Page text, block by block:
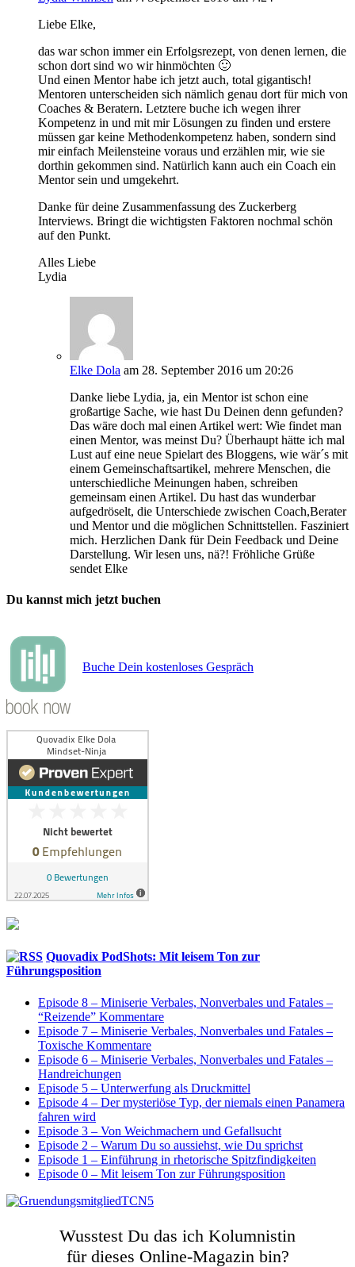
Liebe Elke,
das war schon immer ein Erfolgsrezept, von denen lernen, die
schon dort sind wo wir hinmöchten 🙂
Und einen Mentor habe ich jetzt auch, total gigantisch!
Mentoren unterscheiden sich nämlich genau dort für mich von
Coaches & Beratern. Letztere buche ich wegen ihrer
Kompetenz in und mit mir Lösungen zu finden und erstere
müssen gar keine Methodenkompetenz haben, sondern sind
mir einfach Meilensteine voraus und erzählen mir, wie sie
dorthin gekommen sind. Natürlich kann auch ein Coach ein
Mentor sein und umgekehrt.
Danke für deine Zusammenfassung des Zuckerberg
Interviews. Bringt die wichtigsten Faktoren nochmal schön
auf den Punkt.
Alles Liebe
Lydia
Elke Dola am 28. September 2016 um 20:26
Danke liebe Lydia, ja, ein Mentor ist schon eine
großartige Sache, wie hast Du Deinen denn gefunden?
Das wäre doch mal einen Artikel wert: Wie findet man
einen Mentor, was meinst Du? Überhaupt hätte ich mal
Lust auf eine neue Spielart des Bloggens, wie wär´s mit
einem Gemeinschaftsartikel, mehrere Menschen, die
unterschiedliche Meinungen haben, schreiben
gemeinsam einen Artikel. Du hast das wunderbar
aufgedröselt, die Unterschiede zwischen Coach,Berater
und Mentor und die möglichen Schnittstellen. Fasziniert
mich. Herzlichen Dank für Dein Feedback und Deine
Darstellung. Wir lesen uns, nä?! Fröhliche Grüße
sendet Elke
Du kannst mich jetzt buchen
Buche Dein kostenloses Gespräch
Quovadix PodShots: Mit leisem Ton zur
Führungsposition
Episode 8 – Miniserie Verbales, Nonverbales und Fatales –
“Reizende” Kommentare
Episode 7 – Miniserie Verbales, Nonverbales und Fatales –
Toxische Kommentare
Episode 6 – Miniserie Verbales, Nonverbales und Fatales –
Handreichungen
Episode 5 – Unterwerfung als Druckmittel
Episode 4 – Der mysteriöse Typ, der niemals einen Panamera
fahren wird
Episode 3 – Von Weichmachern und Gefallsucht
Episode 2 – Warum Du so aussiehst, wie Du sprichst
Episode 1 – Einführung in rhetorische Spitzfindigkeiten
Episode 0 – Mit leisem Ton zur Führungsposition
Wusstest Du das ich Kolumnistin
für dieses Online-Magazin bin?